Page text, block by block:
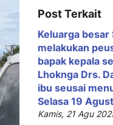
Post Terkait
Keluarga besar
melakukan
bapak kepala
Lhoknga Drs.
ibu seusai
Selasa 19
Kamis, 21 Agu